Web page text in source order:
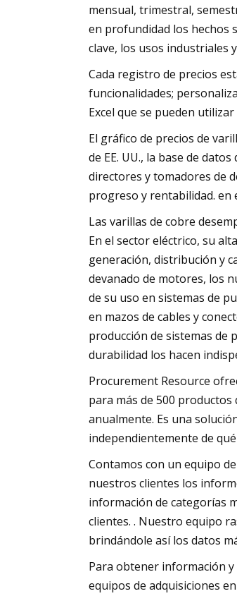
mensual, trimestral,
en profundidad los hechos
clave, los usos industriales
Cada registro de precios
funcionalidades;
Excel que se pueden
El gráfico de precios de
de EE. UU., la base de
directores y tomadores de
progreso y rentabilidad. en
Las varillas de cobre
En el sector eléctrico, su
generación, distribución y
devanado de motores, los
de su uso en sistemas de
en mazos de cables y
producción de sistemas de
durabilidad los hacen
Procurement Resource
para más de 500
anualmente. Es una
independientemente de
Contamos con un equipo
nuestros clientes los
información de categorías
clientes. . Nuestro equipo
brindándole así los datos
Para obtener información
equipos de adquisiciones